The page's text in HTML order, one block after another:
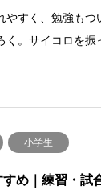
すく、勉強もつ
く。サイコロを振
小学生
め｜練習・試